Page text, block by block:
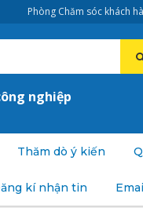
Phòng Chăm sóc khách
nghiệp
Thăm dò ý kiến
kí nhận tin